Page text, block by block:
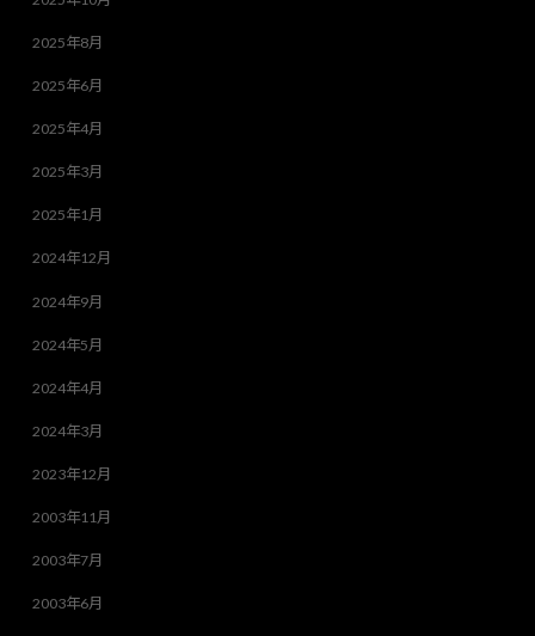
2025年8月
2025年6月
2025年4月
2025年3月
2025年1月
2024年12月
2024年9月
2024年5月
2024年4月
2024年3月
2023年12月
2003年11月
2003年7月
2003年6月